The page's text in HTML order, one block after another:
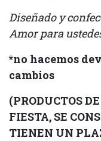
Diseñado y
Amor para
*no hacemos
cambios
(PRODUCTOS
FIESTA, SE
TIENEN UN